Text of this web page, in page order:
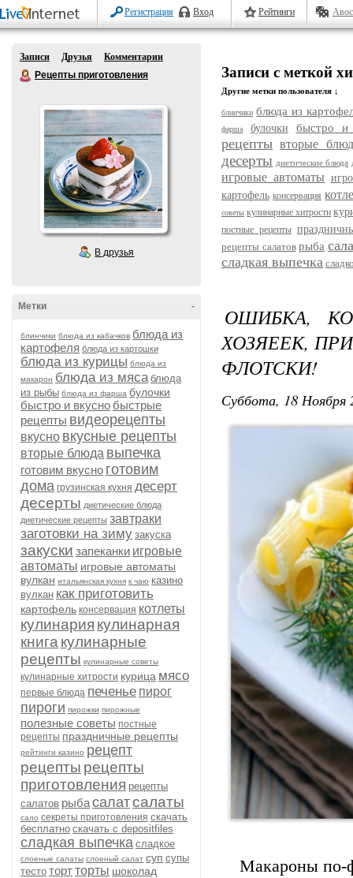
Регистрация Вход Рейтинги
Записи Друзья
Комментарии
Рецепты приготовления
В друзья
-
Метки
блинчики блюда из кабачков блюда из
картофеля блюда из картошки
блюда из курицы блюда из
макарон блюда из мяса блюда
из рыбы блюда из фарша булочки
быстро и вкусно быстрые
рецепты видеорецепты
вкусно вкусные рецепты
вторые блюда выпечка
готовим вкусно готовим
дома грузинская кухня десерт
десерты диетические блюда
диетические рецепты завтраки
заготовки на зиму закуска
закуски запеканки игровые
автоматы игровые автоматы
вулкан итальянская кухня к чаю казино
вулкан как приготовить
картофель консервация котлеты
кулинария кулинарная
книга кулинарные
рецепты кулинарные советы
кулинарные хитрости курица мясо
первые блюда печенье пирог
пироги пирожки пирожные
полезные советы постные
рецепты праздничные рецепты
рейтинги казино рецепт
рецепты рецепты
приготовления рецепты
салатов рыбасалатсалаты
сало секреты приготовления скачать
бесплатно скачать с depositfiles
сладкая выпечка сладкое
слоеные салаты слоеный салат суп супы
тесто тортторты шоколад
Записи с меткой
Другие метки пользователя ↓
блинчики блюда из
фарша булочки быстро и
рецепты вторые
десерты диетические блюда
игровые автоматы
картофель консервация
советы кулинарные хитрости
постные рецепты
рецепты салатов рыба
сладкая выпечка
ОШИБКА,
ХОЗЯЕЕК,
ФЛОТСКИ!
Суббота, 18 Ноября
Макароны по-